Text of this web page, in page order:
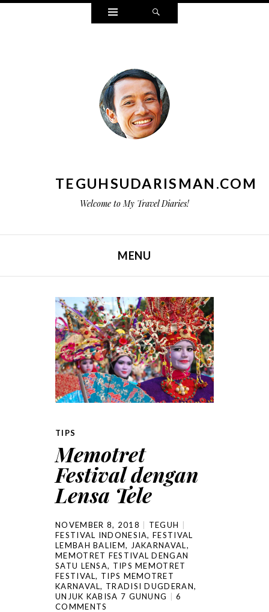
Widgets
TEGUHSUDARISMAN.COM
Welcome to My Travel Diaries!
MENU
TIPS
Memotret
Festival dengan
Lensa Tele
NOVEMBER 8, 2018
TEGUH
FESTIVAL INDONESIA,FESTIVAL
LEMBAH BALIEM, JAKARNAVAL,
MEMOTRET FESTIVAL DENGAN
SATU LENSA, TIPS MEMOTRET
FESTIVAL, TIPS MEMOTRET
KARNAVAL, TRADISI DUGDERAN,
UNJUK KABISA 7 GUNUNG
6
COMMENTS